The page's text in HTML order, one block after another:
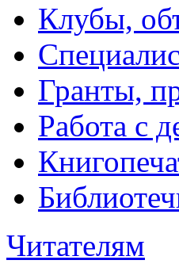
Клубы,
Гранты,
Работа с
Читателям